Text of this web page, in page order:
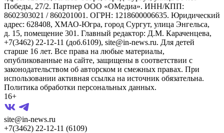
Победы, 27/2. Партнер ООО «ОМедиа». ИНН/КПП:
8602303021 / 860201001. ОГРН: 1218600006635. Юридический
адрес: 628408, ХМАО-Югра, город Сургут, улица Энгельса,
д. 15, помещение 301. Главный редактор: Д.М. Караченцева,
+7(3462) 22-12-11 (доб.6109), site@in-news.ru. Для детей
старше 16 лет. Все права на любые материалы,
опубликованные на сайте, защищены в соответствии с
законодательством об авторском и смежных правах. При
использовании активная ссылка на источник обязательна.
Политика обработки персональных данных.
16+
site@in-news.ru
+7(3462) 22-12-11 (6109)